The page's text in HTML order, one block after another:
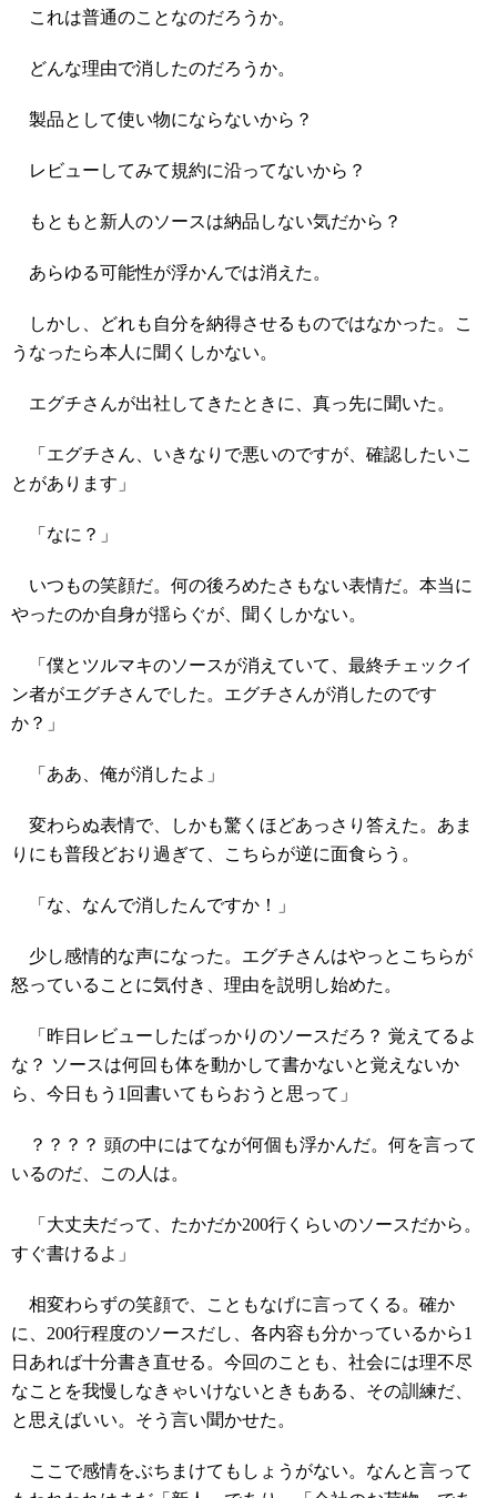
これは普通のことなのだろうか。
どんな理由で消したのだろうか。
製品として使い物にならないから？
レビューしてみて規約に沿ってないから？
もともと新人のソースは納品しない気だから？
あらゆる可能性が浮かんでは消えた。
しかし、どれも自分を納得させるものではなかった。こ
うなったら本人に聞くしかない。
エグチさんが出社してきたときに、真っ先に聞いた。
「エグチさん、いきなりで悪いのですが、確認したいこ
とがあります」
「なに？」
いつもの笑顔だ。何の後ろめたさもない表情だ。本当に
やったのか自身が揺らぐが、聞くしかない。
「僕とツルマキのソースが消えていて、最終チェックイ
ン者がエグチさんでした。エグチさんが消したのです
か？」
「ああ、俺が消したよ」
変わらぬ表情で、しかも驚くほどあっさり答えた。あま
りにも普段どおり過ぎて、こちらが逆に面食らう。
「な、なんで消したんですか！」
少し感情的な声になった。エグチさんはやっとこちらが
怒っていることに気付き、理由を説明し始めた。
「昨日レビューしたばっかりのソースだろ？ 覚えてるよ
な？ ソースは何回も体を動かして書かないと覚えないか
ら、今日もう1回書いてもらおうと思って」
？？？？ 頭の中にはてなが何個も浮かんだ。何を言って
いるのだ、この人は。
「大丈夫だって、たかだか200行くらいのソースだから。
すぐ書けるよ」
相変わらずの笑顔で、こともなげに言ってくる。確か
に、200行程度のソースだし、各内容も分かっているから1
日あれば十分書き直せる。今回のことも、社会には理不尽
なことを我慢しなきゃいけないときもある、その訓練だ、
と思えばいい。そう言い聞かせた。
ここで感情をぶちまけてもしょうがない。なんと言って